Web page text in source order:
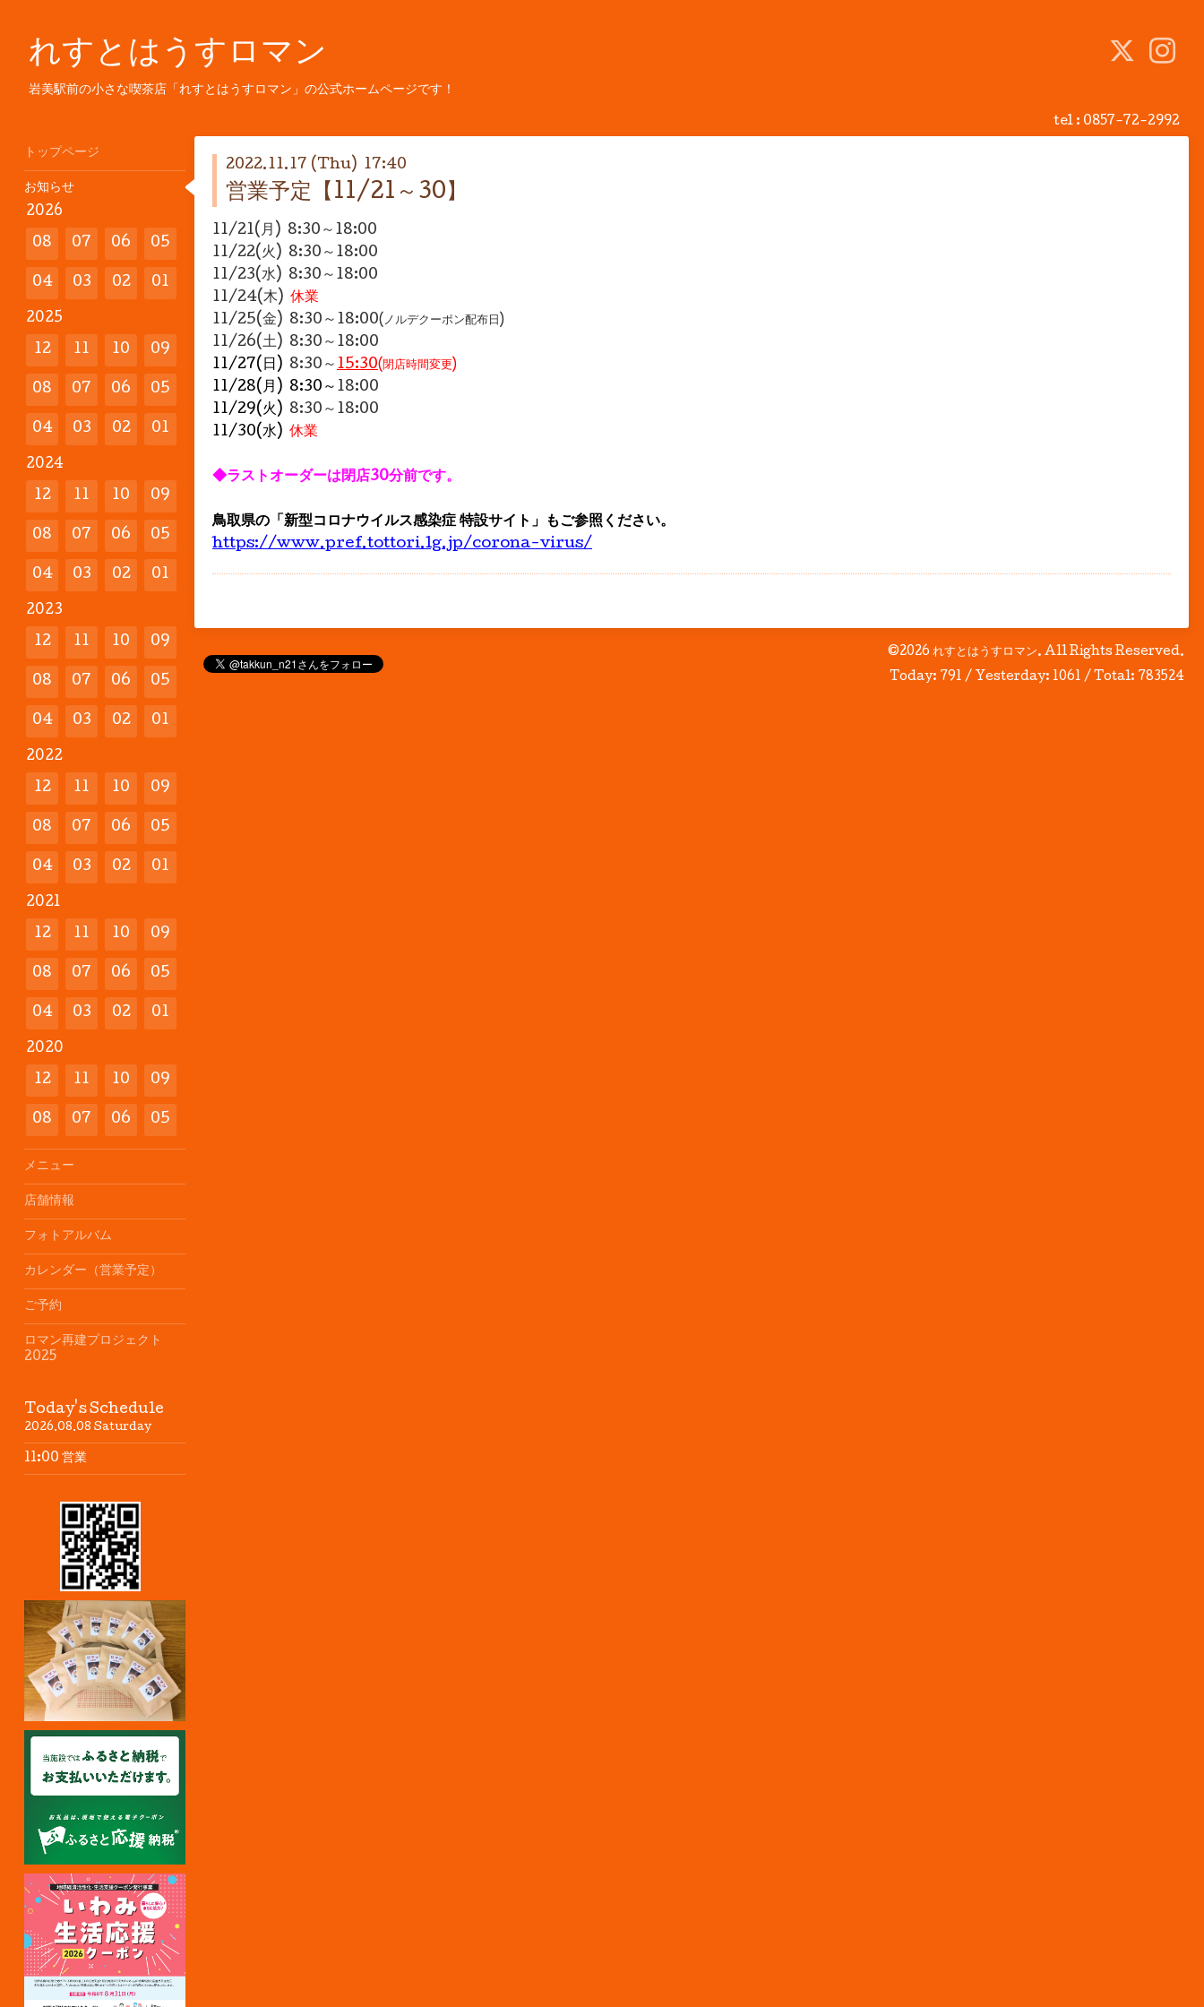
れすとはうすロマン
岩美駅前の小さな喫茶店「れすとはうすロマン」の公式ホームページです！
tel : 0857-72-2992
2022.11.17 (Thu) 17:40
営業予定【11/21～30】
11/21(月) 8:30～18:00
11/22(火) 8:30～18:00
11/23(水) 8:30～18:00
11/24(木) 休業
11/25(金) 8:30～18:00(ノルデクーポン配布日)
11/26(土) 8:30～18:00
11/27(日) 8:30～ 15:30(閉店時間変更)
11/28(月) 8:30～ 18:00
11/29(火) 8:30～18:00
11/30(水) 休業
◆ラストオーダーは閉店30分前です。
鳥取県の「新型コロナウイルス感染症 特設サイト」もご参照ください。
https://www.pref.tottori.lg.jp/corona-virus/
©2026 れすとはうすロマン. All Rights Reserved.
Today: 791 / Yesterday: 1061 / Total: 783524
トップページ
お知らせ
2026
08 07 06 05
04 03 02 01
2025
12 11 10 09
08 07 06 05
04 03 02 01
2024
12 11 10 09
08 07 06 05
04 03 02 01
2023
12 11 10 09
08 07 06 05
04 03 02 01
2022
12 11 10 09
08 07 06 05
04 03 02 01
2021
12 11 10 09
08 07 06 05
04 03 02 01
2020
12 11 10 09
08 07 06 05
メニュー
店舗情報
フォトアルバム
カレンダー（営業予定）
ご予約
ロマン再建プロジェクト
2025
Today's Schedule
2026.08.08 Saturday
11:00 営業